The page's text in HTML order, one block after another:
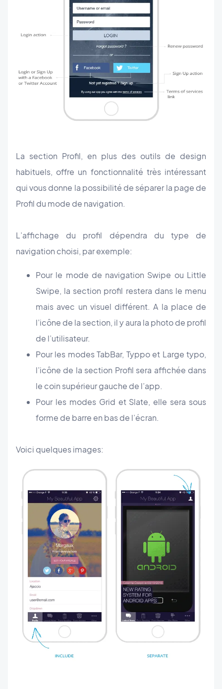
La section Profil, en plus des outils de design
habituels, offre un fonctionnalité très intéressant
qui vous donne la possibilité de séparer la page de
Profil du mode de navigation.
L’affichage du profil dépendra du type de
navigation choisi, par exemple:
Pour le mode de navigation Swipe ou Little
Swipe, la section profil restera dans le menu
mais avec un visuel différent. A la place de
l’icône de la section, il y aura la photo de profil
de l’utilisateur.
Pour les modes TabBar, Typpo et Large typo,
l’icône de la section Profil sera affichée dans
le coin supérieur gauche de l’app.
Pour les modes Grid et Slate, elle sera sous
forme de barre en bas de l’écran.
Voici quelques images: